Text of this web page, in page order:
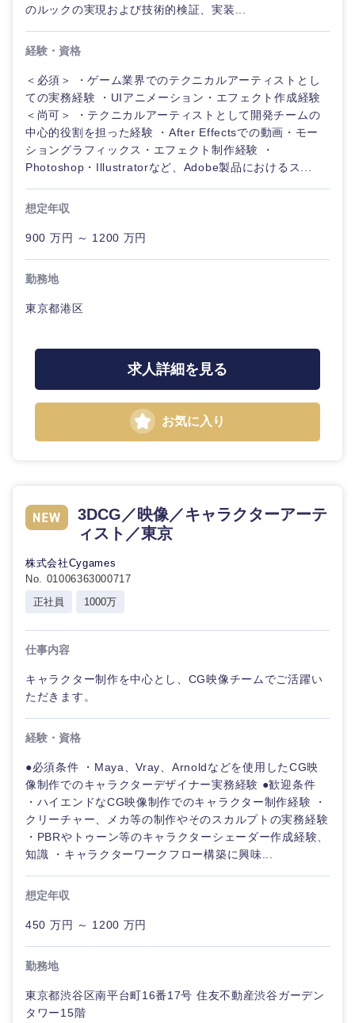
選択する
選択する
選択する
海外
選択する
のルックの実現および技術的検証、実装...
経験・資格
＜必須＞ ・ゲーム業界でのテクニカルアーティストとし
ての実務経験 ・UIアニメーション・エフェクト作成経験
＜尚可＞ ・テクニカルアーティストとして開発チームの
中心的役割を担った経験 ・After Effectsでの動画・モー
ショングラフィックス・エフェクト制作経験 ・
Photoshop・Illustratorなど、Adobe製品におけるス...
想定年収
900 万円 ～ 1200 万円
勤務地
東京都港区
求人詳細を見る
お気に入り
3DCG／映像／キャラクターアーテ
ィスト／東京
株式会社Cygames
No. 01006363000717
正社員
1000万
仕事内容
キャラクター制作を中心とし、CG映像チームでご活躍い
ただきます。
経験・資格
●必須条件 ・Maya、Vray、Arnoldなどを使用したCG映
像制作でのキャラクターデザイナー実務経験 ●歓迎条件
・ハイエンドなCG映像制作でのキャラクター制作経験 ・
クリーチャー、メカ等の制作やそのスカルプトの実務経験
・PBRやトゥーン等のキャラクターシェーダー作成経験、
知識 ・キャラクターワークフロー構築に興味...
想定年収
450 万円 ～ 1200 万円
勤務地
東京都渋谷区南平台町16番17号 住友不動産渋谷ガーデン
タワー15階